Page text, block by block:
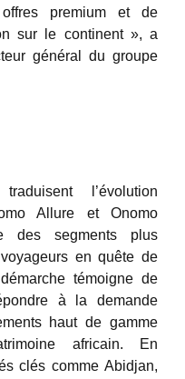
premium et de
sur le continent », a
général du groupe
l’évolution
Allure et Onomo
des segments plus
en quête de
témoigne de
à la demande
haut de gamme
africain. En
clés comme Abidjan,